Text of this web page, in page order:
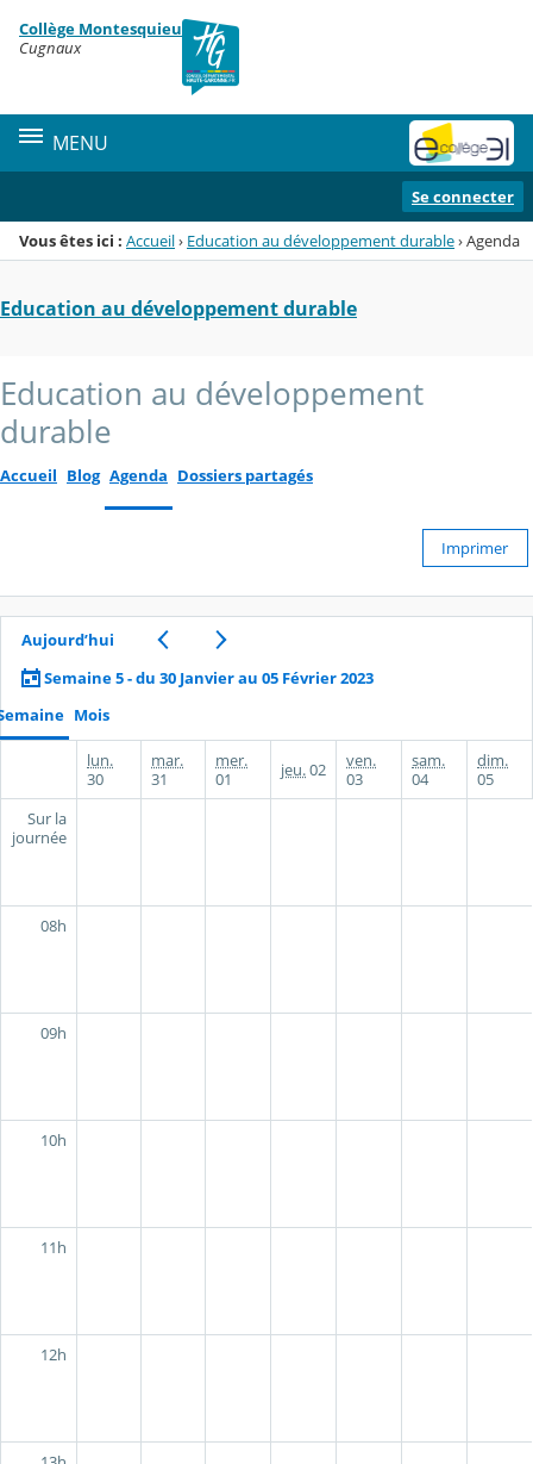
Menu de la rubrique
Contenu
Collège Montesquieu
Cugnaux
MENU
Se connecter
Vous êtes ici : Accueil› Education au développement durable›Agenda
Education au développement durable
Education au développement
durable
Accueil Blog Agenda Dossiers partagés
Imprimer
Aujourd’hui
Semaine 5 - du 30 Janvier au 05 Février 2023
Mois
lun.
30
mar.
31
mer.
01
jeu.02
ven.
03
sam.
04
dim.
05
Sur la
journée
08h
09h
10h
11h
12h